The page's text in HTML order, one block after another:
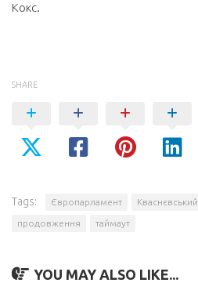
Кокс.
SHARE
Tags: Європарламент Кваснєвський
продовження таймаут
YOU MAY ALSO LIKE...